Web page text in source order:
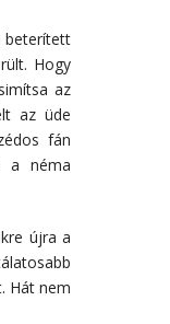
beterített
Hogy
az
az üde
fán
a néma
újra a
Hát nem